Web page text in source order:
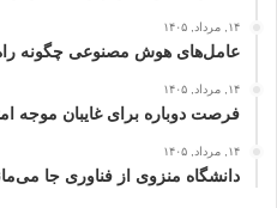
۱۴, مرداد, ۱۴۰۵
عامل‌های هوش مصنوعی چگونه راه
۱۴, مرداد, ۱۴۰۵
فرصت دوباره برای غایبان موجه
۱۴, مرداد, ۱۴۰۵
دانشگاه منزوی از فناوری جا